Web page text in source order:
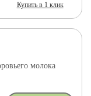
Купить в 1 клик
молока